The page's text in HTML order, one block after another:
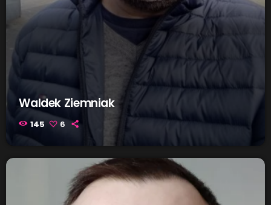
Waldek Ziemniak
145 6